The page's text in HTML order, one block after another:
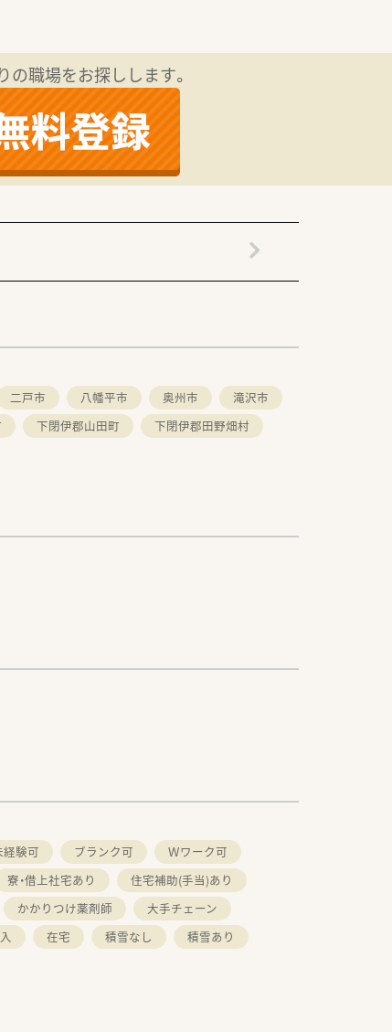
が働きやすいように環境作りをし
る機会も多い職場です。
職場をお探しします。
二戸市 八幡平市 奥州市
滝沢市
下閉伊郡山田町
下閉伊郡田野畑村
経験可 ブランク可
Ｗワーク可
寮・借上社宅あり
住宅補助(手当)あり
かかりつけ薬剤師
大手チェーン
在宅 積雪なし
積雪あり